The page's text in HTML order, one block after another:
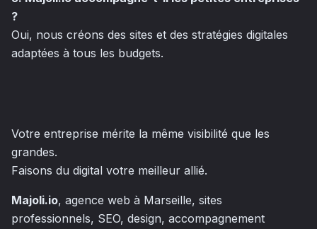
?
Oui, nous créons des sites et des stratégies digitales
adaptées à tous les budgets.
Votre entreprise mérite la même visibilité que les
grandes.
Faisons du digital votre meilleur allié.
Majoli.io, agence web à Marseille, sites
professionnels, SEO, design, accompagnement